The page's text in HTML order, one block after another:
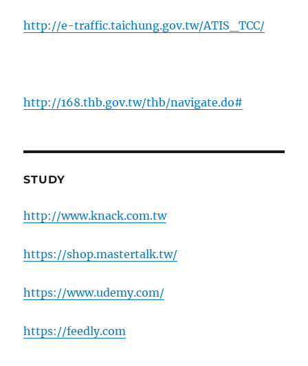
http://e-traffic.taichung.gov.tw/ATIS_TCC/
http://168.thb.gov.tw/thb/navigate.do#
STUDY
http://www.knack.com.tw
https://shop.mastertalk.tw/
https://www.udemy.com/
https://feedly.com